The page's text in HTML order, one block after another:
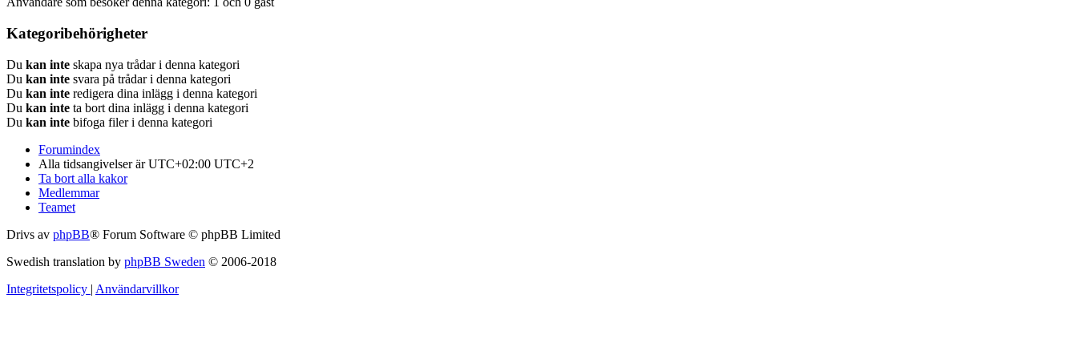
Kategoribehörigheter
Du kan inte skapa nya trådar i denna kategori
Du kan inte svara på trådar i denna kategori
Du kan inte redigera dina inlägg i denna kategori
Du kan inte ta bort dina inlägg i denna kategori
Du kan inte bifoga filer i denna kategori
Forumindex
Alla tidsangivelser är UTC+02:00 UTC+2
Ta bort alla kakor
Medlemmar
Teamet
Drivs av phpBB® Forum Software © phpBB Limited
Swedish translation by phpBB Sweden © 2006-2018
Integritetspolicy | Användarvillkor